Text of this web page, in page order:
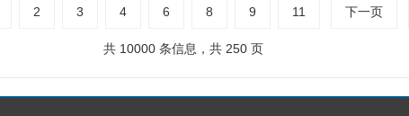
2 3 4 6 8 9 11 下一页
共 10000 条信息，共 250 页